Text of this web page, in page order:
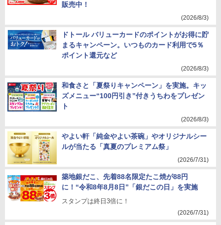
販売中！
(2026/8/3)
ドトール バリューカードのポイントがお得に貯
まるキャンペーン。いつものカード利用で5％
ポイント還元など
(2026/8/3)
和食さと「夏祭りキャンペーン」を実施。キッ
ズメニュー“100円引き”付きうちわをプレゼン
ト
(2026/8/3)
やよい軒「純金やよい茶碗」やオリジナルシー
ルが当たる「真夏のプレミアム祭」
(2026/7/31)
築地銀だこ、先着88名限定たこ焼が88円
に！“令和8年8月8日”「銀だこの日」を実施
スタンプは終日3倍に！
(2026/7/31)